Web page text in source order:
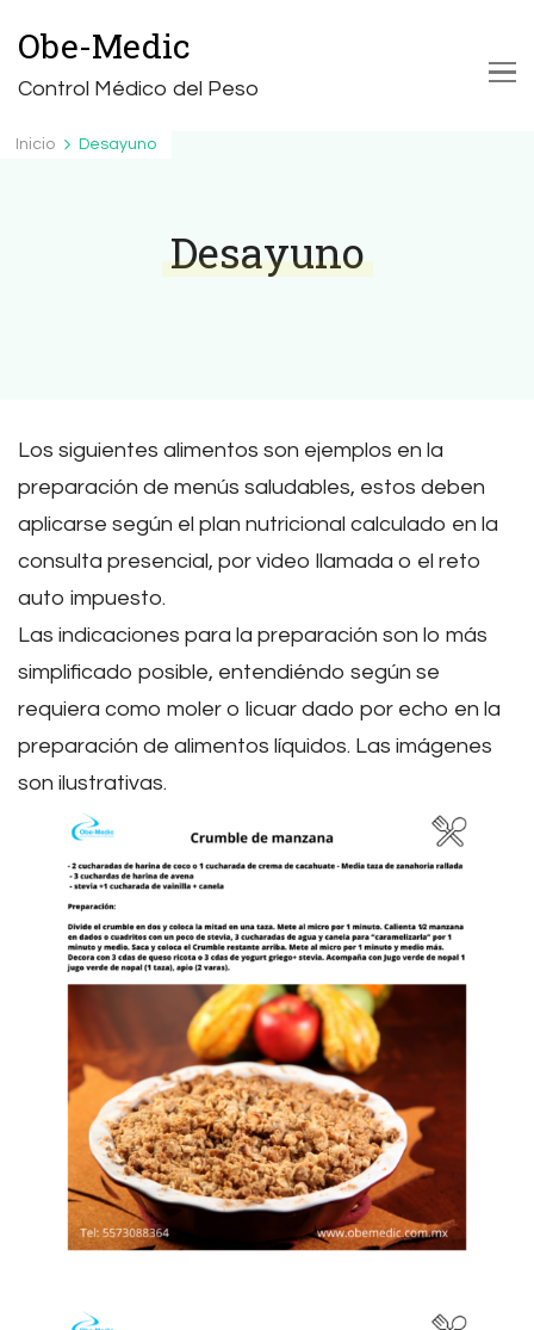
Obe-Medic
Control Médico del Peso
Inicio Desayuno
Desayuno
Los siguientes alimentos son ejemplos en la
preparación de menús saludables, estos deben
aplicarse según el plan nutricional calculado en la
consulta presencial, por video llamada o el reto
auto impuesto.
Las indicaciones para la preparación son lo más
simplificado posible, entendiéndo según se
requiera como moler o licuar dado por echo en la
preparación de alimentos líquidos. Las imágenes
son ilustrativas.